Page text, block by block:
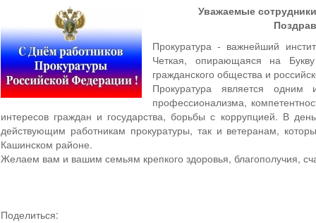
Уважаемые
Прокуратура - важнейший
Четкая, опирающаяся на Букву
гражданского общества и
Прокуратура является
профессионализма,
интересов граждан и государства, борьбы с коррупцией. В
действующим работникам прокуратуры, так и ветеранам,
Кашинском районе.
Желаем вам и вашим семьям крепкого здоровья, благополучия,
Поделиться: